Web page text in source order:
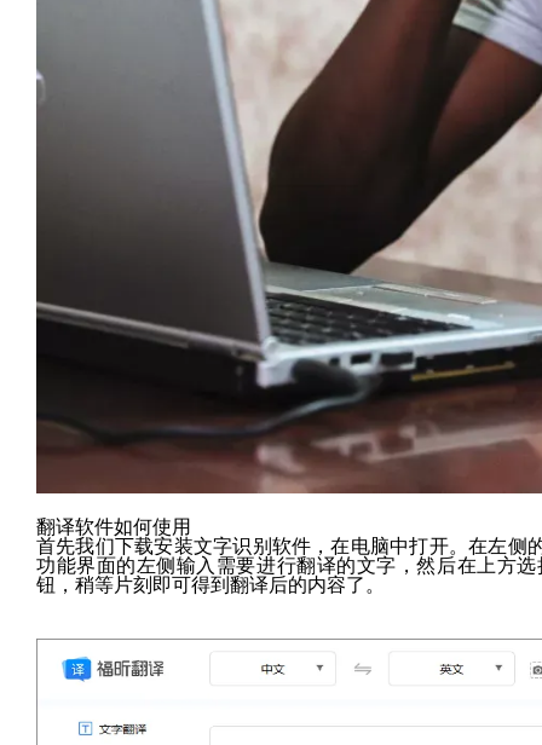
翻译软件如何使用
首先我们下载安装文字识别软件，在电脑中打开。在左
功能界面的左侧输入需要进行翻译的文字，然后在上方
钮，稍等片刻即可得到翻译后的内容了。